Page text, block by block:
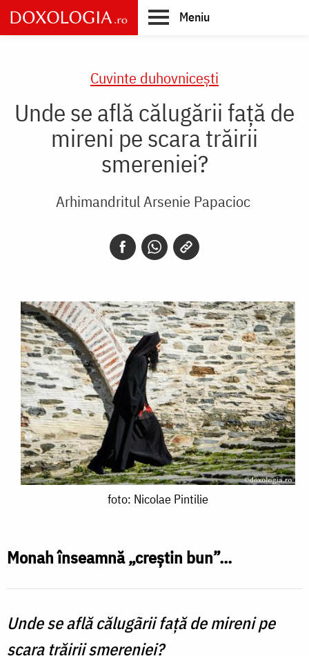
Skip
to
main
Meniu
Cuvinte duhovnicești
Unde se află călugării față de
mireni pe scara trăirii
smereniei?
Arhimandritul Arsenie Papacioc
Pintilie
foto: Nicolae Pintilie
Monah înseamnă „creștin bun”...
Unde se află călugãrii față de mireni pe
scara trăirii smereniei?